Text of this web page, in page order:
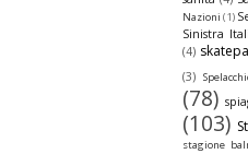
Nazioni (1)
Sinistra
(4)
(3)
(78)
(103)
stagione